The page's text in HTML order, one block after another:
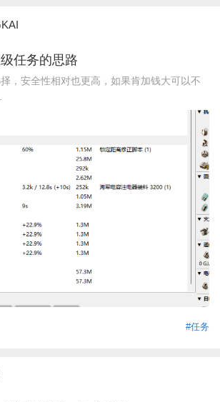
任务的思路
，安全性相对也更高，如果肯加钱大可以不
#任务